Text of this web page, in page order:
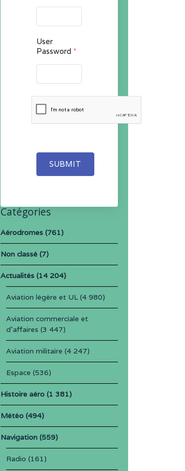
User
Password *
SUBMIT
Catégories
Aérodromes(761)
Non classé(7)
Actualités(14 204)
Aviation légère et UL(4 980)
Aviation commerciale et
d'affaires (3 447)
Aviation militaire (4 247)
Espace (536)
Histoire aéro(1 381)
Météo(494)
Navigation(559)
Radio (161)